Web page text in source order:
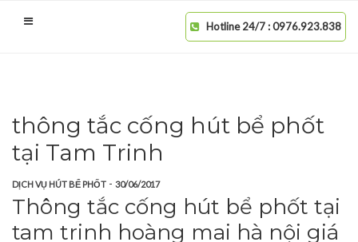
Hotline 24/7 : 0976.923.838
thông tắc cống hút bể phốt
tại Tam Trinh
DỊCH VỤ HÚT BỂ PHỐT - 30/06/2017
Thông tắc cống hút bể phốt tại
tam trinh hoàng mai hà nội giá